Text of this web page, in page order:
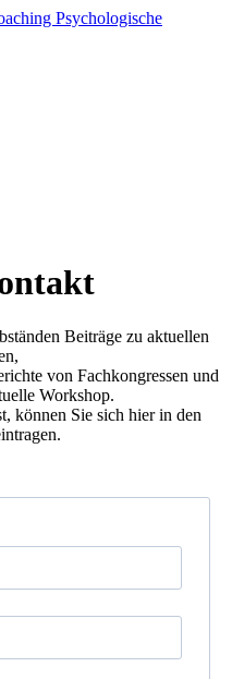
Beiträge zu aktuellen
von Fachkongressen und
Workshop.
können Sie sich hier in den